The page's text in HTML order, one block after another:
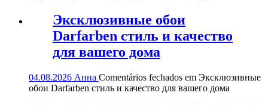
Эксклюзивные обои
Darfarben стиль и качество
для вашего дома
04.08.2026 Анна Comentários fechados em Эксклюзивные
обои Darfarben стиль и качество для вашего дома